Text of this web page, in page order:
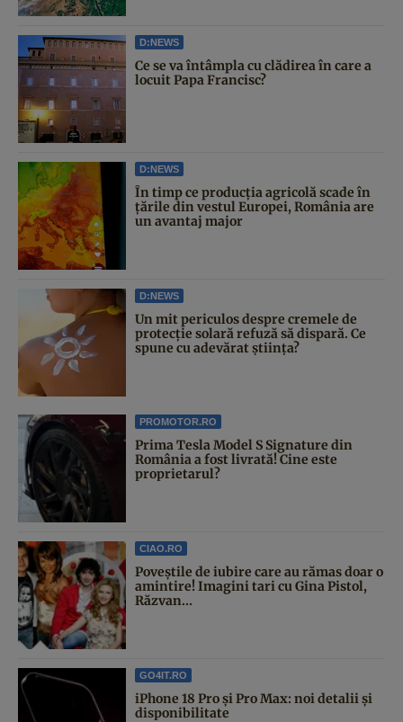
D:NEWS
Ce se va întâmpla cu clădirea în care a
locuit Papa Francisc?
D:NEWS
În timp ce producția agricolă scade în
țările din vestul Europei, România are
un avantaj major
D:NEWS
Un mit periculos despre cremele de
protecție solară refuză să dispară. Ce
spune cu adevărat știința?
PROMOTOR.RO
Prima Tesla Model S Signature din
România a fost livrată! Cine este
proprietarul?
CIAO.RO
Poveştile de iubire care au rămas doar o
amintire! Imagini tari cu Gina Pistol,
Răzvan...
GO4IT.RO
iPhone 18 Pro și Pro Max: noi detalii și
disponibilitate